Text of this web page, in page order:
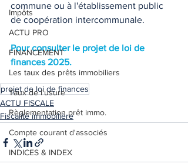
Impôts
ACTU PRO
FINANCEMENT
Les taux des prêts immobiliers
Taux de l'usure
Règlementation prêt immo.
Compte courant d'associés
INDICES & INDEX
commune ou à l'établissement public
de coopération intercommunale.
Pour consulter le projet de loi de
finances 2025.
projet de loi de finances
ACTU FISCALE
Fiscalité immobilière